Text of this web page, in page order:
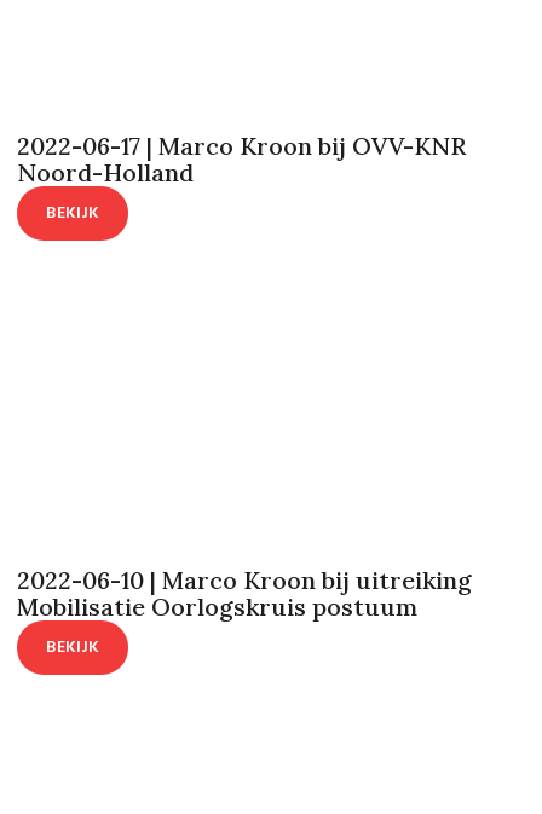
2022-06-17 | Marco Kroon bij OVV-KNR
Noord-Holland
BEKIJK
2022-06-10 | Marco Kroon bij uitreiking
Mobilisatie Oorlogskruis postuum
BEKIJK